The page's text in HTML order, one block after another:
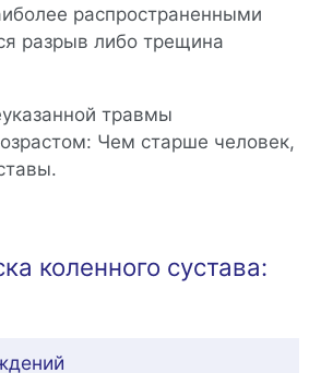
распространенными
разрыв либо трещина
травмы
Чем старше человек,
коленного сустава: